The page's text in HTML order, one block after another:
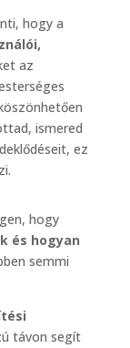
hogy a
az
ismered
ez
hogy
és hogyan
semmi
távon segít